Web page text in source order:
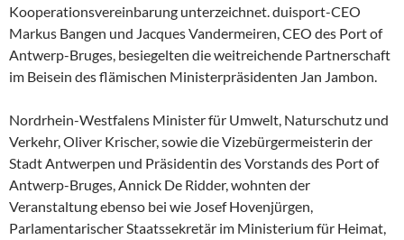
Kooperationsvereinbarung unterzeichnet. duisport-CEO
Markus Bangen und Jacques Vandermeiren, CEO des Port of
Antwerp-Bruges, besiegelten die weitreichende Partnerschaft
im Beisein des flämischen Ministerpräsidenten Jan Jambon.
Nordrhein-Westfalens Minister für Umwelt, Naturschutz und
Verkehr, Oliver Krischer, sowie die Vizebürgermeisterin der
Stadt Antwerpen und Präsidentin des Vorstands des Port of
Antwerp-Bruges, Annick De Ridder, wohnten der
Veranstaltung ebenso bei wie Josef Hovenjürgen,
Parlamentarischer Staatssekretär im Ministerium für Heimat,